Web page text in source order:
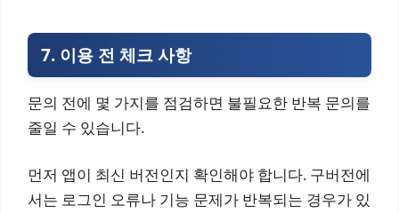
7. 이용 전 체크 사항
문의 전에 몇 가지를 점검하면 불필요한 반복 문의를
줄일 수 있습니다.
먼저 앱이 최신 버전인지 확인해야 합니다. 구버전에
서는 로그인 오류나 기능 문제가 반복되는 경우가 있